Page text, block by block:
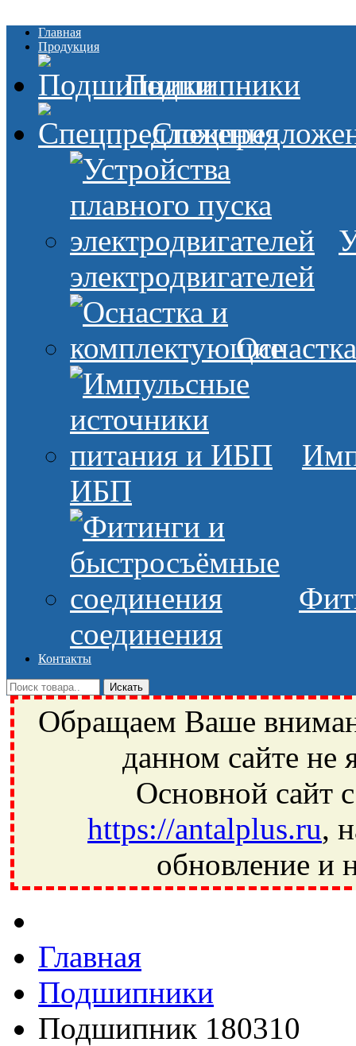
Главная
Продукция
Подшипники
электродвигателей
ИБП
соединения
Контакты
Обращаем Ваше
данном сайте не
Основной сайт
https://antalplus.ru,
обновление и
Ивантеевка, подшипники, пневматика, метизы, техника,
Главная
Подшипники
Подшипник 180310